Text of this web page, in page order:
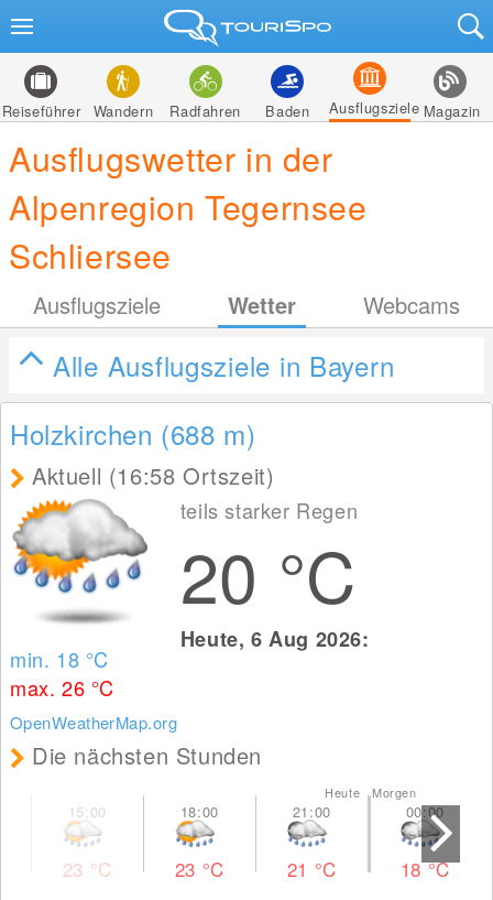
Reiseführer Wandern Radfahren Baden Ausflugsziele Magazin
Ausflugswetter in der
Alpenregion Tegernsee
Schliersee
Ausflugsziele Wetter Webcams
Alle Ausflugsziele in Bayern
Holzkirchen (688 m)
Aktuell (16:58 Ortszeit)
min. 18 °C
max. 26 °C
OpenWeatherMap.org
teils starker Regen
20 °C
Heute, 6 Aug 2026:
Die nächsten Stunden
23 °C 23 °C 21 °C
Heute Morgen
18°C